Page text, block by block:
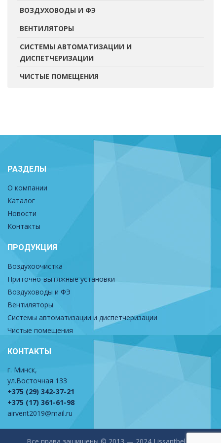
ВОЗДУХОВОДЫ И ФЭ
ВЕНТИЛЯТОРЫ
СИСТЕМЫ АВТОМАТИЗАЦИИ И
ДИСПЕТЧЕРИЗАЦИИ
ЧИСТЫЕ ПОМЕЩЕНИЯ
РАЗДЕЛЫ
О компании
Каталог
Новости
Контакты
ПРОДУКЦИЯ
Воздухоочистка
Приточно-вытяжные установки
Воздуховоды и ФЭ
Вентиляторы
Системы автоматизации и диспетчеризации
Чистые помещения
КОНТАКТЫ
г. Минск,
ул.Восточная 133
+375 (29) 342-37-21
+375 (17) 361-61-98
airvent2019@mail.ru